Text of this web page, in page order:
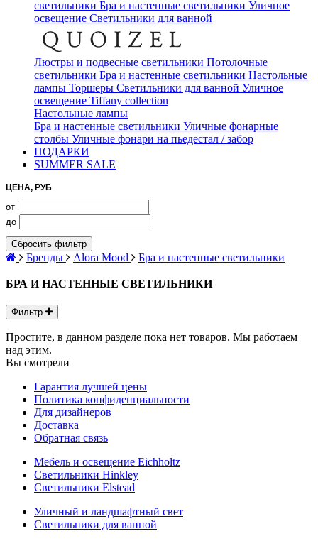
светильники Бра и настенные светильники Уличное
освещение Светильники для ванной
Люстры и подвесные светильники Потолочные
светильники Бра и настенные светильники Настольные
лампы Торшеры Светильники для ванной Уличное
освещение Tiffany collection
Настольные лампы
Бра и настенные светильники Уличные фонарные
столбы Уличные фонари на пьедестал / забор
ПОДАРКИ
SUMMER SALE
ЦЕНА, РУБ
от
до
Сбросить фильтр
Бренды Alora Mood Бра и настенные светильники
БРА И НАСТЕННЫЕ СВЕТИЛЬНИКИ
Фильтр
Простите, в данном разделе пока нет товаров. Мы работаем
над этим.
Вы смотрели
Гарантия лучшей цены
Политика конфиденциальности
Для дизайнеров
Доставка
Обратная связь
Мебель и освещение Eichholtz
Светильники Hinkley
Светильники Elstead
Уличный и ландшафтный свет
Светильники для ванной